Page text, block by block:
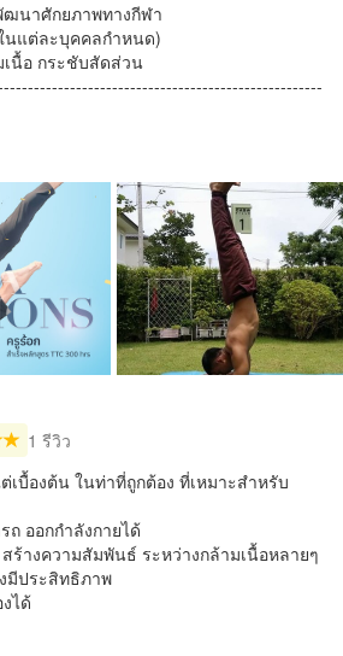
ฒนาศักยภาพทางกีฬา
นแต่ละบุคคลกำหนด)
นื้อ กระชับสัดส่วน
1 รีวิว
เบื้องต้น ในท่าที่ถูกต้อง ที่เหมาะสำหรับ
ออกกำลังกายได้
ร้างความสัมพันธ์ ระหว่างกล้ามเนื้อหลายๆ
มีประสิทธิภาพ
ได้